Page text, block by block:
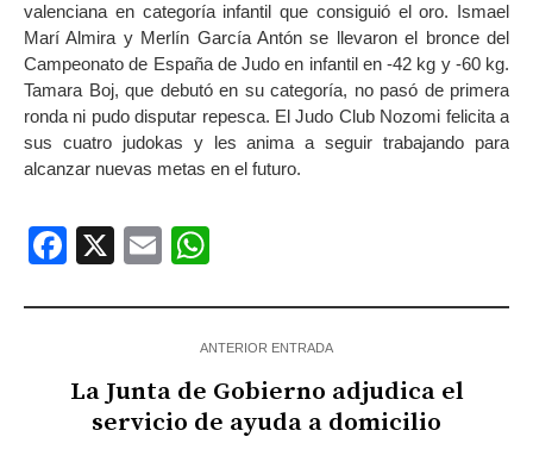
valenciana en categoría infantil que consiguió el oro. Ismael
Marí Almira y Merlín García Antón se llevaron el bronce del
Campeonato de España de Judo en infantil en -42 kg y -60 kg.
Tamara Boj, que debutó en su categoría, no pasó de primera
ronda ni pudo disputar repesca. El Judo Club Nozomi felicita a
sus cuatro judokas y les anima a seguir trabajando para
alcanzar nuevas metas en el futuro.
Facebook
X Email
ANTERIOR ENTRADA
La Junta de Gobierno adjudica el
servicio de ayuda a domicilio